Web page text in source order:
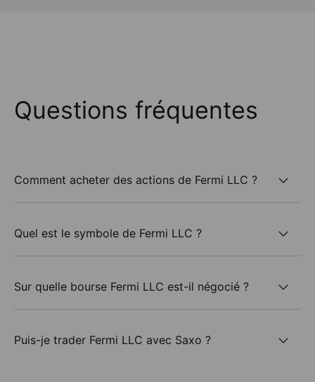
Questions fréquentes
Comment acheter des actions de Fermi LLC ?
Quel est le symbole de Fermi LLC ?
Sur quelle bourse Fermi LLC est-il négocié ?
Puis-je trader Fermi LLC avec Saxo ?